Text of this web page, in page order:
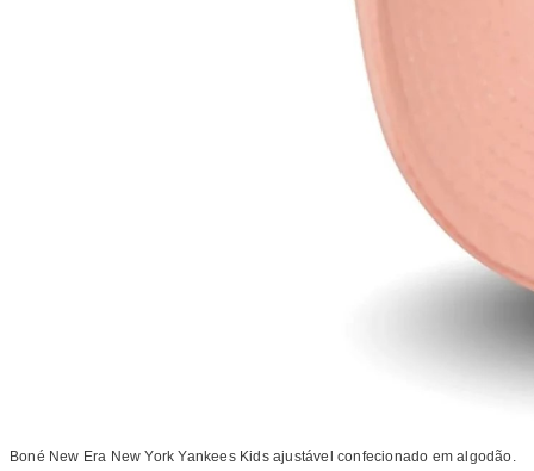
Boné New Era New York Yankees Kids ajustável confecionado em algodão.